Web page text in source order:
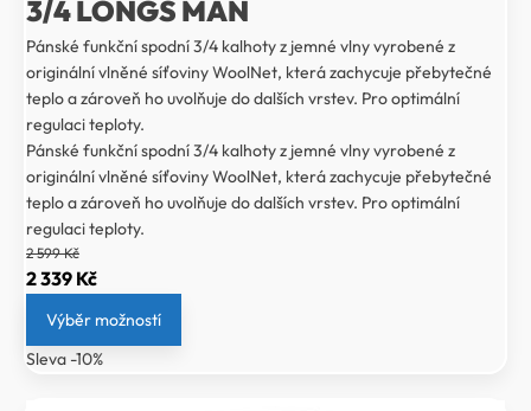
3/4 LONGS MAN
Pánské funkční spodní 3/4 kalhoty z jemné vlny vyrobené z
originální vlněné síťoviny WoolNet, která zachycuje přebytečné
teplo a zároveň ho uvolňuje do dalších vrstev. Pro optimální
regulaci teploty.
Pánské funkční spodní 3/4 kalhoty z jemné vlny vyrobené z
originální vlněné síťoviny WoolNet, která zachycuje přebytečné
teplo a zároveň ho uvolňuje do dalších vrstev. Pro optimální
regulaci teploty.
2 599Kč
Původní
cena
byla:
2
2 339 KčAktuální
cena
2
Výběr možností
Sleva -10%